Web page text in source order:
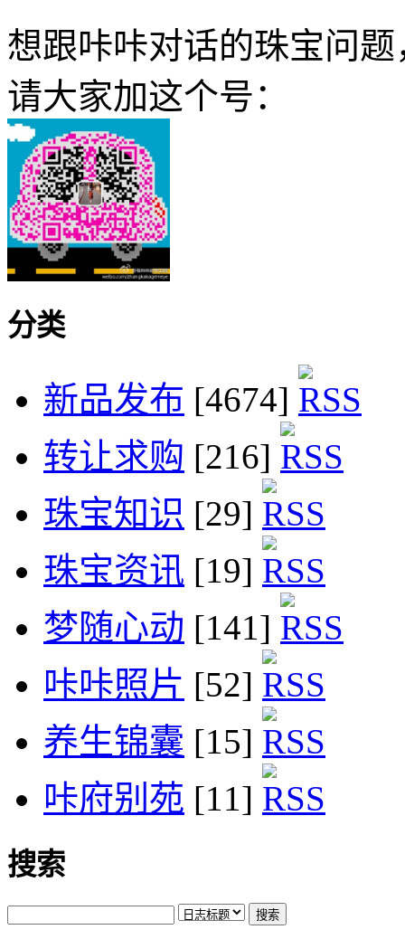
想跟咔咔对话的珠宝问题
请大家加这个号：
分类
新品发布 [4674]
转让求购 [216]
珠宝知识 [29]
珠宝资讯 [19]
梦随心动 [141]
咔咔照片 [52]
养生锦囊 [15]
咔府别苑 [11]
搜索